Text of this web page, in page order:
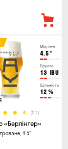
Міцність
4.5 °
Гіркота
13 IBU
Щільність
12 %
(51)
«Берлінгер»
4.5°